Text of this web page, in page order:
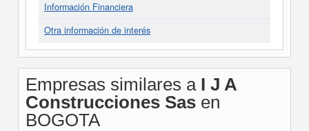
Información Financiera
Otra información de interés
Empresas similares a I J A
Construcciones Sasen
BOGOTA